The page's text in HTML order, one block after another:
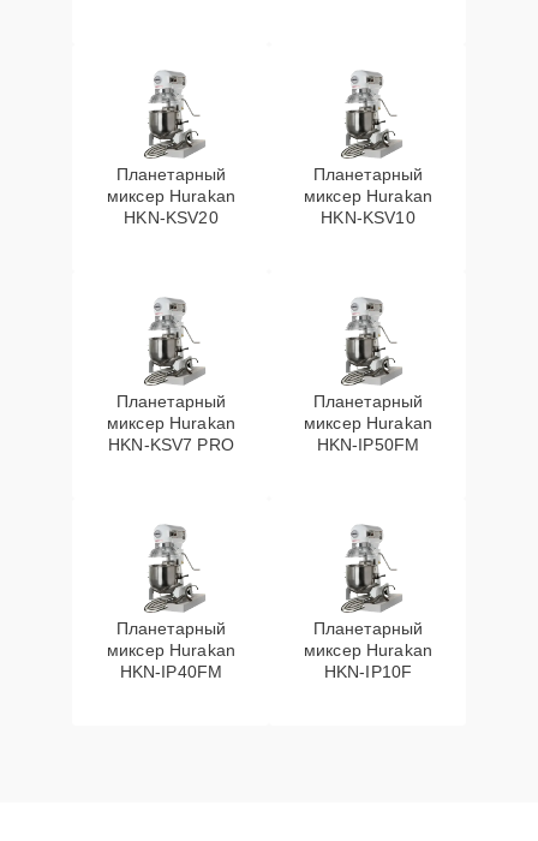
Планетарный
миксер Hurakan
HKN-KSV20
Планетарный
миксер Hurakan
HKN-KSV10
Планетарный
миксер Hurakan
HKN-KSV7 PRO
Планетарный
миксер Hurakan
HKN-IP50FM
Планетарный
миксер Hurakan
HKN-IP40FM
Планетарный
миксер Hurakan
HKN-IP10F